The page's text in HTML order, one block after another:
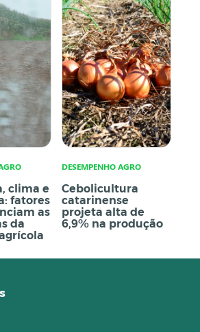
clima e
fatores
as
da
DESEMPENHO AGRO
Cebolicultura
catarinense
projeta alta de
6,9% na produção